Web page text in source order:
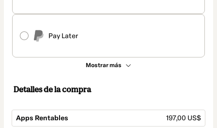
Pay Later
Mostrar más
Detalles de la compra
Apps Rentables 197,00 US$